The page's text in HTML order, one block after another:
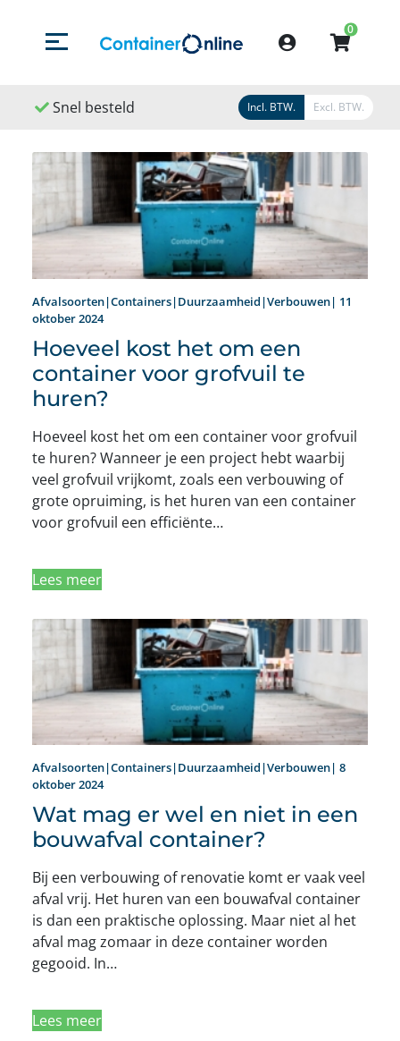
Menu openen/sluiten
Account
0
Snel geleverd Snel geregeld
Incl. BTW. Excl. BTW.
Afvalsoorten|Containers|Duurzaamheid|Verbouwen| 11
oktober 2024
Hoeveel kost het om een
container voor grofvuil te
huren?
Hoeveel kost het om een container voor grofvuil
te huren? Wanneer je een project hebt waarbij
veel grofvuil vrijkomt, zoals een verbouwing of
grote opruiming, is het huren van een container
voor grofvuil een efficiënte…
Lees meer
Afvalsoorten|Containers|Duurzaamheid|Verbouwen| 8
oktober 2024
Wat mag er wel en niet in een
bouwafval container?
Bij een verbouwing of renovatie komt er vaak veel
afval vrij. Het huren van een bouwafval container
is dan een praktische oplossing. Maar niet al het
afval mag zomaar in deze container worden
gegooid. In…
Lees meer